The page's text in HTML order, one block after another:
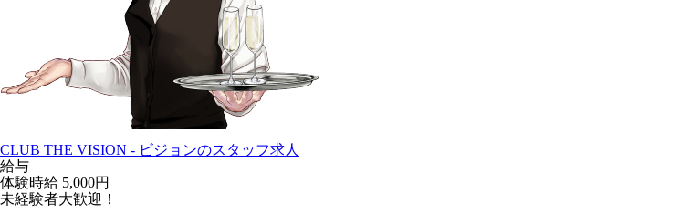
CLUB THE VISION - ビジョンのスタッフ求人
給与
体験時給 5,000円
未経験者大歓迎！